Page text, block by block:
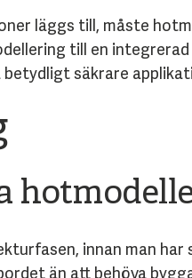
läggs till, måste
till en integrerad
säkrare
innan man har
än att behöva